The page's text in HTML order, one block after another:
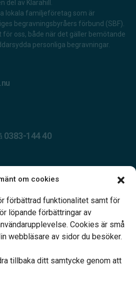
om cookies
förbättrad funktionalitet samt för
löpande förbättringar av
Cookies är små
webbläsare av sidor du besöker.
tillbaka ditt samtycke genom att
del av Klarahill.
lokala familjeföretag som är
begravningsbyråers förbund (SBF).
för oss, både när det gäller bemötande
personliga begravningar.
0383-144 40
dig med familjejuridiken –